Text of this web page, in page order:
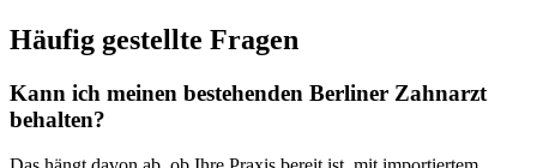
Häufig gestellte Fragen
Kann ich meinen bestehenden Berliner Zahnarzt
behalten?